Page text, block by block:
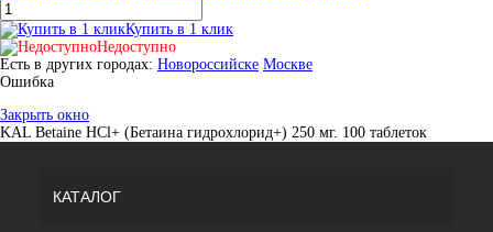
Купить в 1 клик
Недоступно
Есть в других городах: Новороссийске Москве
Ошибка
Закрыть окно
KAL Betaine HCl+ (Бетаина гидрохлорид+) 250 мг. 100 таблеток
КАТАЛОГ